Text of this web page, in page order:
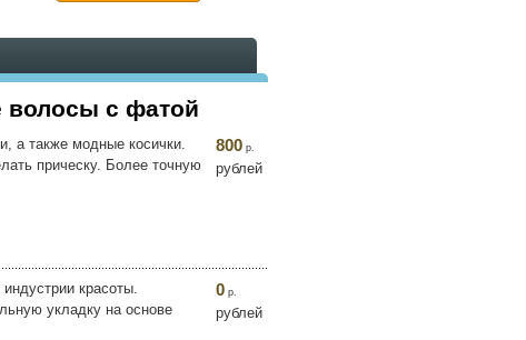
волосы с фатой
а также модные косички.
прическу. Более точную
800 р.
рублей
красоты.
укладку на основе
0 р.
рублей